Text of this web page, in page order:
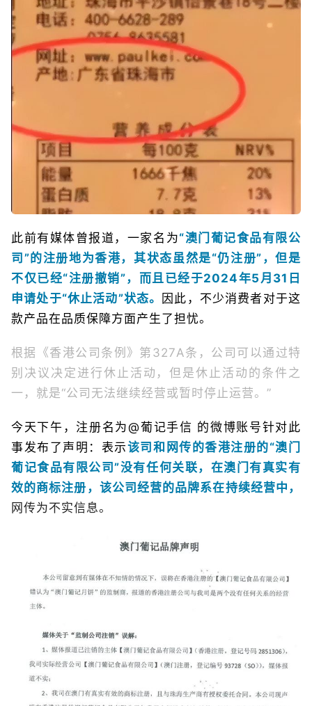
此前有媒体曾报道，一家名为“澳门葡记食品有限公
司”的注册地为香港，其状态虽然是“仍注册”，但是
不仅已经“注册撤销”，而且已经于2024年5月31日
申请处于“休止活动”状态。 因此，不少消费者对于这
款产品在品质保障方面产生了担忧。
根据《香港公司条例》第327A条，公司可以通过特
别决议决定进行休止活动，但是休止活动的条件之
一，就是“公司无法继续经营或暂时停止运营。”
今天下午，注册名为@葡记手信 的微博账号针对此
事发布了声明：表示该司和网传的香港注册的“澳门
葡记食品有限公司”没有任何关联，在澳门有真实有
效的商标注册，该公司经营的品牌系在持续经营中，
网传为不实信息。